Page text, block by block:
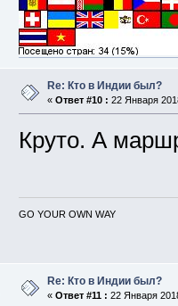
Re: Кто в Индии был?
« Ответ #10 : 22 Января
Круто. А
GO YOUR OWN WAY
Re: Кто в Индии был?
« Ответ #11 : 22 Января